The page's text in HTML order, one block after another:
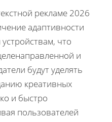
рекламе 2026
адаптивности
что
и
будут уделять
креативных
и быстро
пользователей